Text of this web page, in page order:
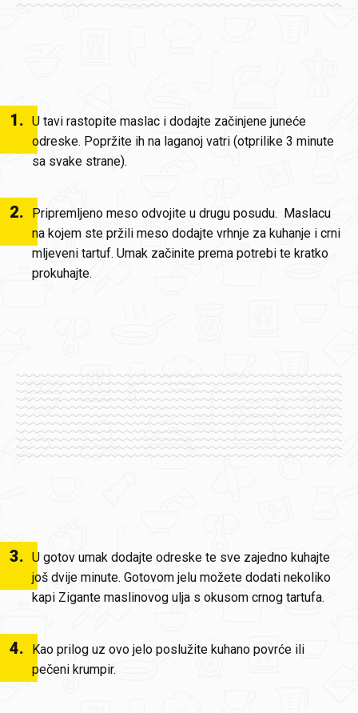
1. U tavi rastopite maslac i dodajte začinjene juneće
odreske. Popržite ih na laganoj vatri (otprilike 3 minute
sa svake strane).
2.
Pripremljeno meso odvojite u drugu posudu. Maslacu
na kojem ste pržili meso dodajte vrhnje za kuhanje i crni
mljeveni tartuf. Umak začinite prema potrebi te kratko
prokuhajte.
3. U gotov umak dodajte odreske te sve zajedno kuhajte
još dvije minute. Gotovom jelu možete dodati nekoliko
kapi Zigante maslinovog ulja s okusom crnog tartufa.
4.
Kao prilog uz ovo jelo poslužite kuhano povrće ili
pečeni krumpir.